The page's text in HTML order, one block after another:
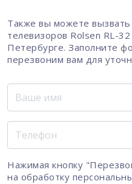
Также вы можете
телевизоров Rolsen RL-
Петербурге. Заполните
перезвоним вам для
Нажимая кнопку
на обработку